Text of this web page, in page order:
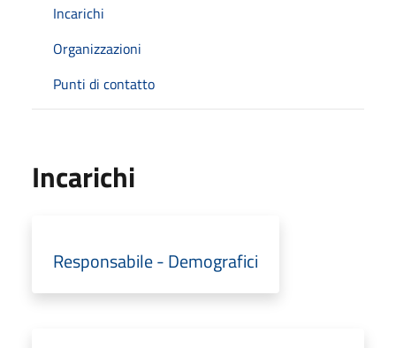
Incarichi
Organizzazioni
Punti di contatto
Incarichi
Responsabile - Demografici